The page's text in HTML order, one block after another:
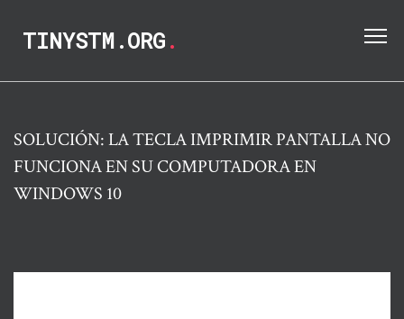
TINYSTM.ORG.
SOLUCIÓN: LA TECLA IMPRIMIR PANTALLA NO
FUNCIONA EN SU COMPUTADORA EN
WINDOWS 10